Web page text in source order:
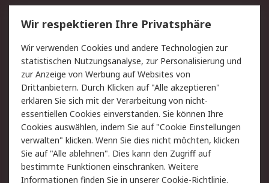
Service
Value Added Services
Lieferlösungen
Rücksendung/Entsorgung Kontakt
Hilfe
Rechtliches
RS Verkaufs- und
Lieferbedingungen
Datenschutz
Cookie-Richtlinie
Zahlungsbedingungen
Impressum
Webseite Konditionen
Wir respektieren Ihre Privatsphäre
Wir verwenden Cookies und andere Technologien zur
statistischen Nutzungsanalyse, zur Personalisierung und
zur Anzeige von Werbung auf Websites von
Drittanbietern. Durch Klicken auf "Alle akzeptieren"
erklären Sie sich mit der Verarbeitung von nicht-
essentiellen Cookies einverstanden. Sie können Ihre
Cookies auswählen, indem Sie auf "Cookie Einstellungen
verwalten" klicken. Wenn Sie dies nicht möchten, klicken
Sie auf "Alle ablehnen". Dies kann den Zugriff auf
bestimmte Funktionen einschränken. Weitere
Informationen finden Sie in unsererCookie-Richtlinie.